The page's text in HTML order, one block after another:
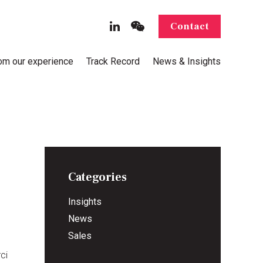
Contact
our experience Track Record News & Insights
Categories
Insights
News
Sales